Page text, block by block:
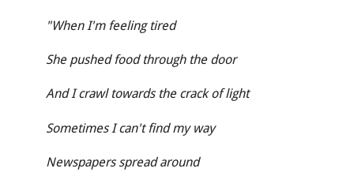
"When I'm feeling tired
She pushed food through the door
And I crawl towards the crack of light
Sometimes I can't find my way
Newspapers spread around